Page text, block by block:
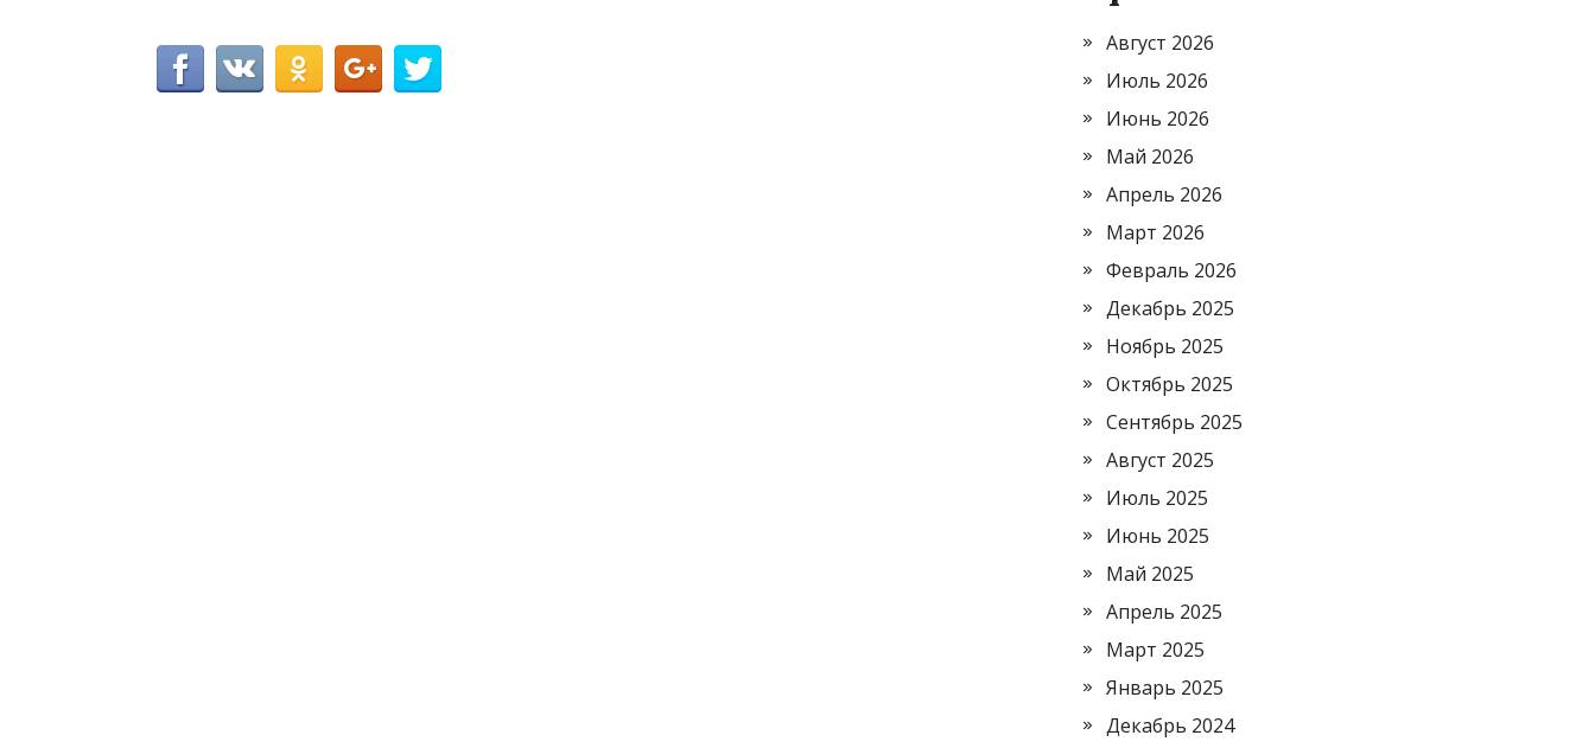
Август 2026
Июль 2026
Июнь 2026
Май 2026
Апрель 2026
Март 2026
Февраль 2026
Декабрь 2025
Ноябрь 2025
Октябрь 2025
Сентябрь 2025
Август 2025
Июль 2025
Июнь 2025
Май 2025
Апрель 2025
Март 2025
Январь 2025
Декабрь 2024